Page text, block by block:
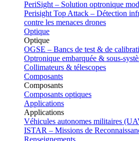
PeriSight – Solution optronique
Perisight Top Attack – Détection
contre les menaces drones
Optique
Optique
OGSE – Bancs de test & de
Optronique embarquée & sous-
Collimateurs & télescopes
Composants
Composants
Composants optiques
Applications
Applications
Véhicules autonomes militaires
ISTAR – Missions de
Renseignements